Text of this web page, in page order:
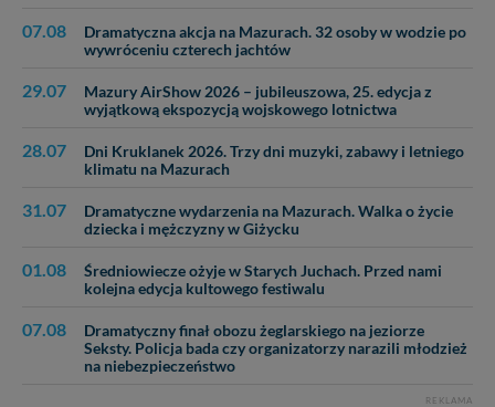
07.08
Dramatyczna akcja na Mazurach. 32 osoby w wodzie po
wywróceniu czterech jachtów
29.07
Mazury AirShow 2026 – jubileuszowa, 25. edycja z
wyjątkową ekspozycją wojskowego lotnictwa
28.07
Dni Kruklanek 2026. Trzy dni muzyki, zabawy i letniego
klimatu na Mazurach
31.07
Dramatyczne wydarzenia na Mazurach. Walka o życie
dziecka i mężczyzny w Giżycku
01.08
Średniowiecze ożyje w Starych Juchach. Przed nami
kolejna edycja kultowego festiwalu
07.08
Dramatyczny finał obozu żeglarskiego na jeziorze
Seksty. Policja bada czy organizatorzy narazili młodzież
na niebezpieczeństwo
REKLAMA